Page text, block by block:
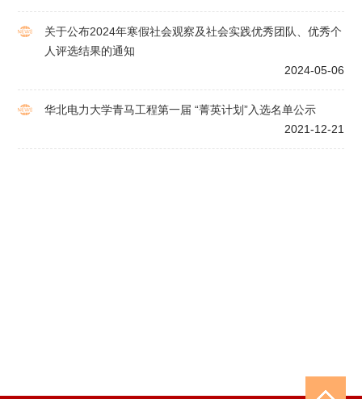
关于公布2024年寒假社会观察及社会实践优秀团队、优秀个
人评选结果的通知
2024-05-06
华北电力大学青马工程第一届 “菁英计划”入选名单公示
2021-12-21